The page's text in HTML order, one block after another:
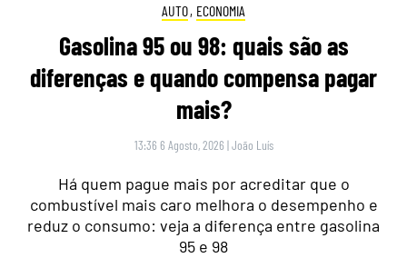
AUTO, ECONOMIA
Gasolina 95 ou 98: quais são as
diferenças e quando compensa pagar
mais?
13:36 6 Agosto, 2026 |João Luís
Há quem pague mais por acreditar que o
combustível mais caro melhora o desempenho e
reduz o consumo: veja a diferença entre gasolina
95 e 98